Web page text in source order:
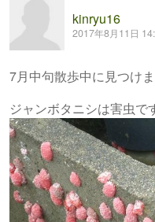
kinryu16
2017年8月11日
7月中句散歩中に見つけ
ジャンボタニシは害虫で